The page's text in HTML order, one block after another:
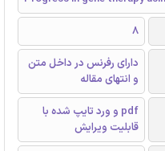
8
دارای رفرنس در داخل متن
و انتهای مقاله
pdf و ورد تایپ شده با
قابلیت ویرایش